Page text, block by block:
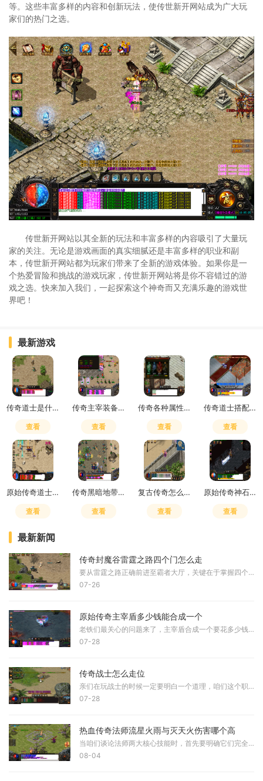
等。这些丰富多样的内容和创新玩法，使传世新开网站成为广大玩
家们的热门之选。
传世新开网站以其全新的玩法和丰富多样的内容吸引了大量玩
家的关注。无论是游戏画面的真实细腻还是丰富多样的职业和副
本，传世新开网站都为玩家们带来了全新的游戏体验。如果你是一
个热爱冒险和挑战的游戏玩家，传世新开网站将是你不容错过的游
戏之选。快来加入我们，一起探索这个神奇而又充满乐趣的游戏世
界吧！
最新游戏
传奇道士是什么符号啊怎么打
查看
传奇主宰装备怎么获得最快
查看
传奇各种属性解析
查看
传奇道士搭配什么职业好
查看
原始传奇道士打架带什么好
查看
传奇黑暗地带怎么去下一层的
查看
复古传奇怎么升武器装备最快
查看
原始传奇神石哪里打
查看
最新新闻
传奇封魔谷雷霆之路四个门怎么走
要从雷霆之路正确前进至霸者大厅，关键在于掌握四个入口对应的路径，其中仅有特定一条道路能够通往目标地点，其余路径则会将玩家引入秘密通道区域。雷霆之路的地图结构相对规
07-26
原始传奇主宰盾多少钱能合成一个
老铁们最关心的问题来了，主宰盾合成一个要花多少钱。综合多方面因素来看，合成一个主宰盾的成本大概在两百元左右。这个价格主要是由材料中最贵的主宰残盾决定的，其他材料相
07-28
传奇战士怎么走位
亲们在玩战士的时候一定要明白一个道理，咱们这个职业虽然血厚防高，但要是不会灵活移动，那就很容易变成活靶子。走位可不只是简单地跑来跑去，它关系到你能不能躲开敌人的技
07-28
热血传奇法师流星火雨与灭天火伤害哪个高
当咱们谈论法师两大核心技能时，首先要明确它们完全属于不同攻击类型。流星火雨是范围攻击魔法，对区域内所有目标进行多段打击，而灭天火则是纯粹的单体爆发技能，二者适用场
08-04